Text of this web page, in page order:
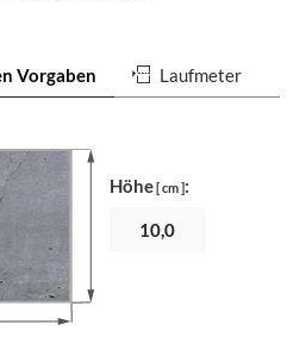
Vorgaben Laufmeter
Höhe[ cm ]: